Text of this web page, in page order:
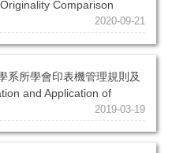
Comparison
2020-09-21
系所學會印表機管理規則及
and Application of
2019-03-19